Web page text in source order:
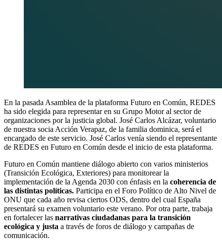
En la pasada Asamblea de la plataforma Futuro en Común, REDES
ha sido elegida para representar en su Grupo Motor al sector de
organizaciones por la justicia global. José Carlos Alcázar, voluntario
de nuestra socia Acción Verapaz, de la familia dominica, será el
encargado de este servicio. José Carlos venía siendo el representante
de REDES en Futuro en Común desde el inicio de esta plataforma.
Futuro en Común mantiene diálogo abierto con varios ministerios
(Transición Ecológica, Exteriores) para monitorear la
implementación de la Agenda 2030 con énfasis en la coherencia de
las distintas políticas. Participa en el Foro Político de Alto Nivel de
ONU que cada año revisa ciertos ODS, dentro del cual España
presentará su examen voluntario este verano. Por otra parte, trabaja
en fortalecer las narrativas ciudadanas para la transición
ecológica y justa a través de foros de diálogo y campañas de
comunicación.